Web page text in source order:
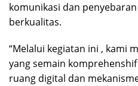
komunikasi dan
berkualitas.
“Melalui kegiatan ini , kami
yang semain
ruang digital dan